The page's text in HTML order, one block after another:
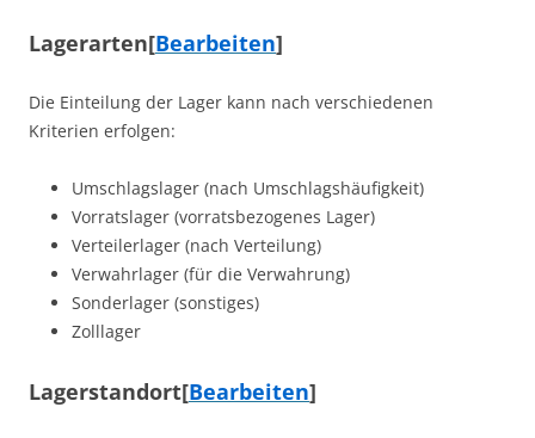
Lagerarten[Bearbeiten]
Die Einteilung der Lager kann nach verschiedenen
Kriterien erfolgen:
Umschlagslager (nach Umschlagshäufigkeit)
Vorratslager (vorratsbezogenes Lager)
Verteilerlager (nach Verteilung)
Verwahrlager (für die Verwahrung)
Sonderlager (sonstiges)
Zolllager
Lagerstandort[Bearbeiten]